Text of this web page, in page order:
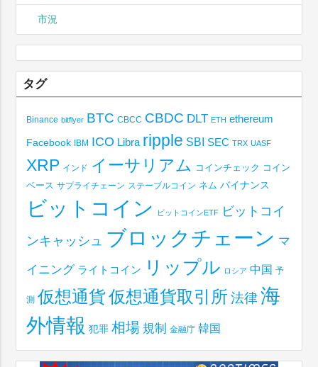
市況
タグ
Binance bitflyer BTC CBCC CBDC DLT ETH ethereum
Facebook IBM ICO Libra ripple SBI SEC TRX UASF
XRP インド イーサリアム コインチェック コイン
ベース サプライチェーン ステーブルコイン ネム バイナンス
ビットコイン ビットコインETF ビットコイ
ンキャッシュ ブロックチェーン マ
イニング ライトコイン リップル ロシア 中国 予
測 仮想通貨仮想通貨取引所 法律 海
外情報 犯罪 相場 規制 金融庁 韓国